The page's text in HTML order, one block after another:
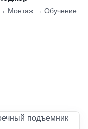
Монтаж → Обучение